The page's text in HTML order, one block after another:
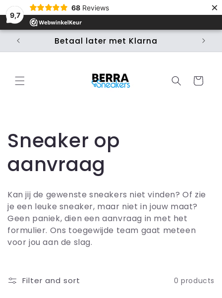
9,7
68 Reviews ×
Skip to
content
Betaal later met Klarna
Cart
C
o
l
l
e
t
Sneaker op
aanvraag
Kan jij de gewenste sneakers niet vinden? Of zie
je een leuke sneaker, maar niet in jouw maat?
Geen paniek, dien een aanvraag in met het
formulier. Ons toegewijde team gaat meteen
voor jou aan de slag.
Filter and sort 0 products